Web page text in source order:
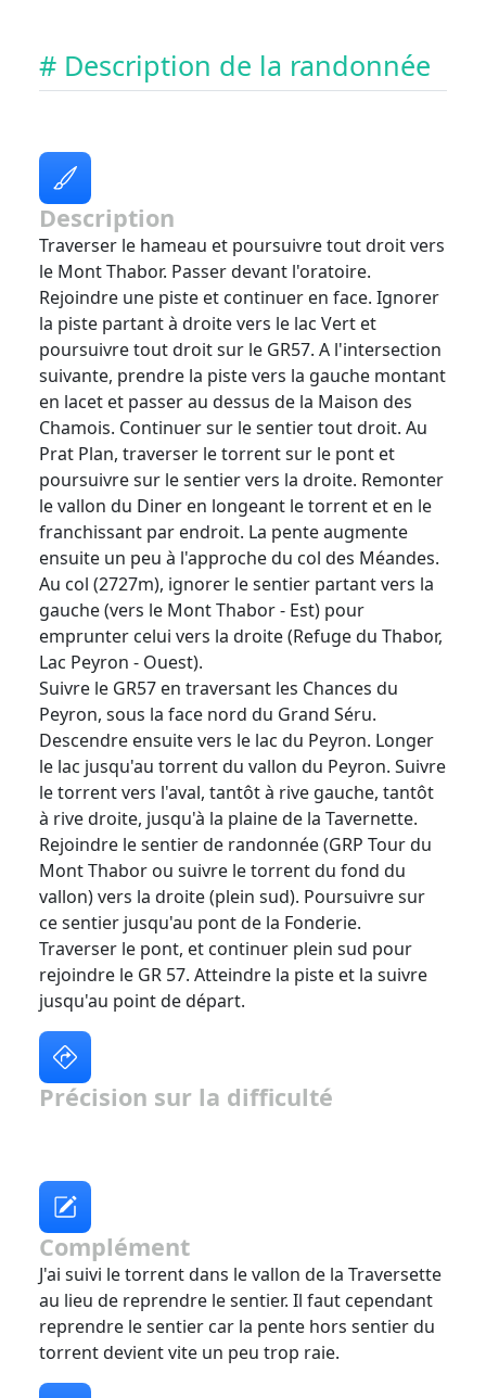
# Description de la randonnée
Description
Traverser le hameau et poursuivre tout droit vers
le Mont Thabor. Passer devant l'oratoire.
Rejoindre une piste et continuer en face. Ignorer
la piste partant à droite vers le lac Vert et
poursuivre tout droit sur le GR57. A l'intersection
suivante, prendre la piste vers la gauche montant
en lacet et passer au dessus de la Maison des
Chamois. Continuer sur le sentier tout droit. Au
Prat Plan, traverser le torrent sur le pont et
poursuivre sur le sentier vers la droite. Remonter
le vallon du Diner en longeant le torrent et en le
franchissant par endroit. La pente augmente
ensuite un peu à l'approche du col des Méandes.
Au col (2727m), ignorer le sentier partant vers la
gauche (vers le Mont Thabor - Est) pour
emprunter celui vers la droite (Refuge du Thabor,
Lac Peyron - Ouest).
Suivre le GR57 en traversant les Chances du
Peyron, sous la face nord du Grand Séru.
Descendre ensuite vers le lac du Peyron. Longer
le lac jusqu'au torrent du vallon du Peyron. Suivre
le torrent vers l'aval, tantôt à rive gauche, tantôt
à rive droite, jusqu'à la plaine de la Tavernette.
Rejoindre le sentier de randonnée (GRP Tour du
Mont Thabor ou suivre le torrent du fond du
vallon) vers la droite (plein sud). Poursuivre sur
ce sentier jusqu'au pont de la Fonderie.
Traverser le pont, et continuer plein sud pour
rejoindre le GR 57. Atteindre la piste et la suivre
jusqu'au point de départ.
Précision sur la difficulté
Complément
J'ai suivi le torrent dans le vallon de la Traversette
au lieu de reprendre le sentier. Il faut cependant
reprendre le sentier car la pente hors sentier du
torrent devient vite un peu trop raie.